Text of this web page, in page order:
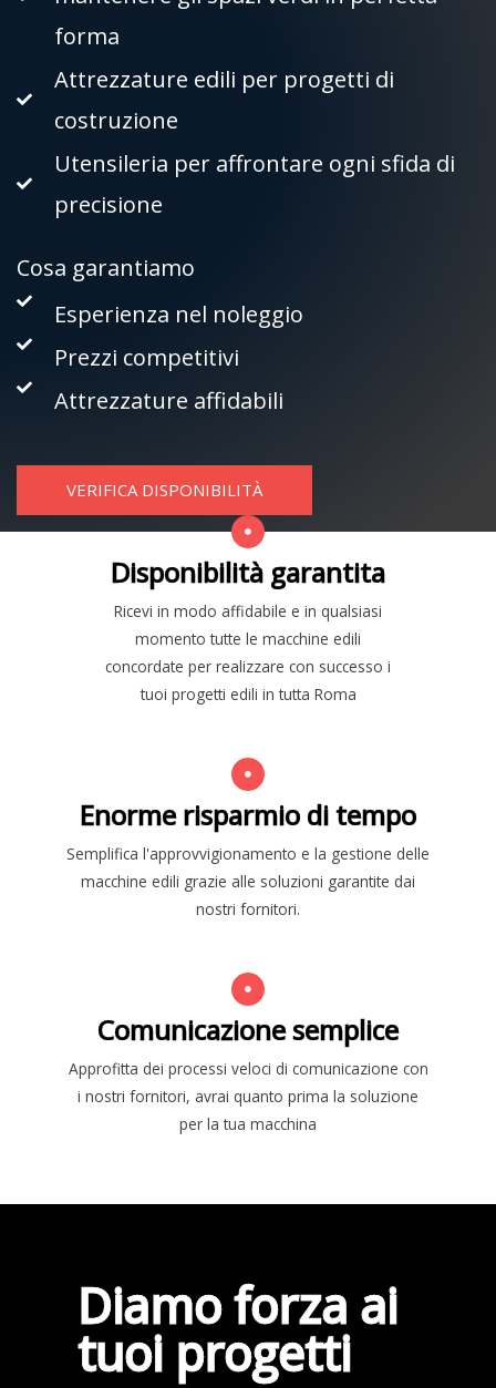
forma
Attrezzature edili per progetti di
costruzione
Utensileria per affrontare ogni sfida di
precisione
Cosa garantiamo
Esperienza nel noleggio
Prezzi competitivi
Attrezzature affidabili
VERIFICA DISPONIBILITÀ
Disponibilità garantita
Ricevi in modo affidabile e in qualsiasi
momento tutte le macchine edili
concordate per realizzare con successo i
tuoi progetti edili in tutta Roma
Enorme risparmio di tempo
Semplifica l'approvvigionamento e la gestione delle
macchine edili grazie alle soluzioni garantite dai
nostri fornitori.
Comunicazione semplice
Approfitta dei processi veloci di comunicazione con
i nostri fornitori, avrai quanto prima la soluzione
per la tua macchina
Diamo forza ai
tuoi progetti